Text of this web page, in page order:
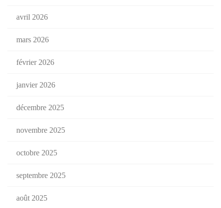
avril 2026
mars 2026
février 2026
janvier 2026
décembre 2025
novembre 2025
octobre 2025
septembre 2025
août 2025